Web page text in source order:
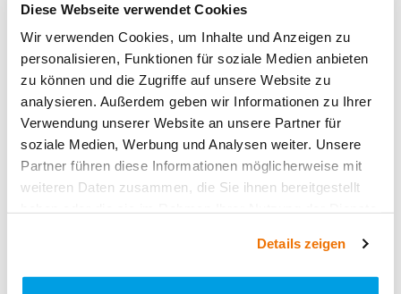
Diese Webseite verwendet Cookies
Wir verwenden Cookies, um Inhalte und Anzeigen zu
personalisieren, Funktionen für soziale Medien anbieten
zu können und die Zugriffe auf unsere Website zu
analysieren. Außerdem geben wir Informationen zu Ihrer
Verwendung unserer Website an unsere Partner für
soziale Medien, Werbung und Analysen weiter. Unsere
Partner führen diese Informationen möglicherweise mit
weiteren Daten zusammen, die Sie ihnen bereitgestellt
Details zeigen